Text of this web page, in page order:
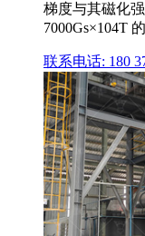
梯度与其磁化
7000Gs×104T
联系电话: 180